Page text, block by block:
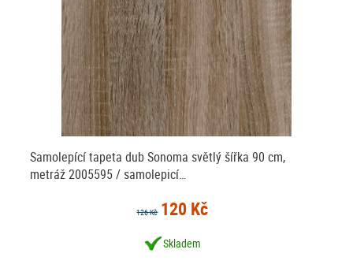
Samolepící tapeta dub Sonoma světlý šířka 90 cm,
metráž 2005595 / samolepicí…
126 Kč 120 Kč
Skladem